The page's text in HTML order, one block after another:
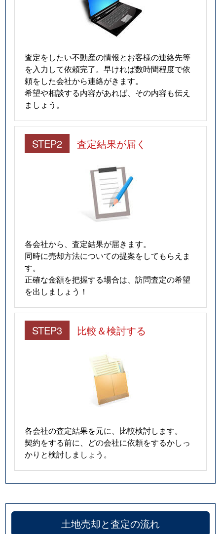
査定をしたい不動産の情報とお客様の連絡先等
を入力して依頼完了。早ければ数時間程度で依
頼をした会社から連絡がきます。
希望や相談する内容があれば、その内容も伝え
ましょう。
STEP2 査定結果が届く
各会社から、査定結果が届きます。
同時に売却方法についての提案をしてもらえま
す。
正確な金額を把握する場合は、訪問査定の希望
を出しましょう！
STEP3 比較＆検討する
各会社の査定結果を元に、比較検討します。
契約をする前に、どの会社に依頼をするかしっ
かりと検討しましょう。
土地売却と査定の流れ